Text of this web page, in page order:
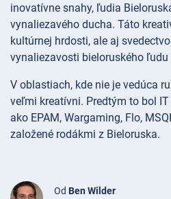
inovatívne snahy, ľudia
vynaliezavého ducha. Táto
kultúrnej hrdosti, ale aj
vynaliezavosti bieloruského
V oblastiach, kde nie je vedúca
veľmi kreatívni. Predtým to bol
ako EPAM, Wargaming, Flo,
založené rodákmi z Bieloruska.
Od Ben Wilder